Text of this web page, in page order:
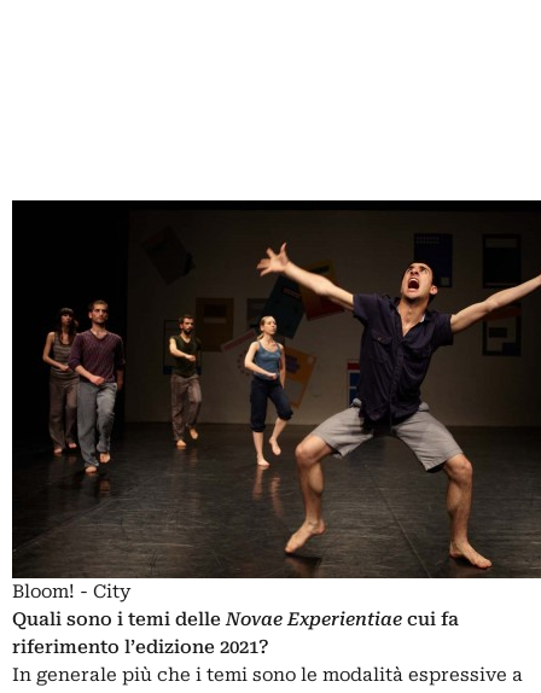
Bloom! - City
Quali sono i temi delleNovae Experientiae cui fa
riferimento l’edizione 2021?
In generale più che i temi sono le modalità espressive a